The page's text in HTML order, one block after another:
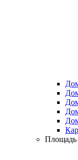
Площадь